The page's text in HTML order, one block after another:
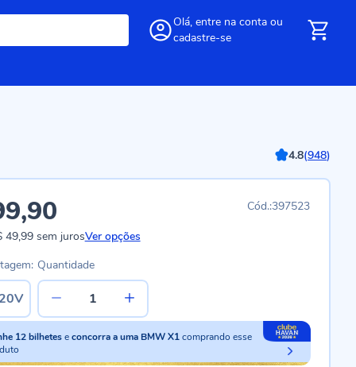
Olá, entre na conta ou
cadastre-se
4.8(948)
397523
49,99sem jurosVer opções
Quantidade
12 bilhetes econcorra a uma BMW X1comprando esse